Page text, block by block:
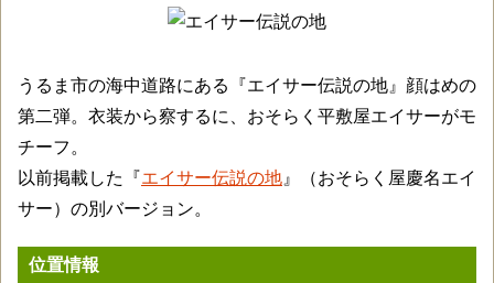
うるま市の海中道路にある『エイサー伝説の地』顔はめの
第二弾。衣装から察するに、おそらく平敷屋エイサーがモ
チーフ。
以前掲載した『エイサー伝説の地 』（おそらく屋慶名エイ
サー）の別バージョン。
位置情報